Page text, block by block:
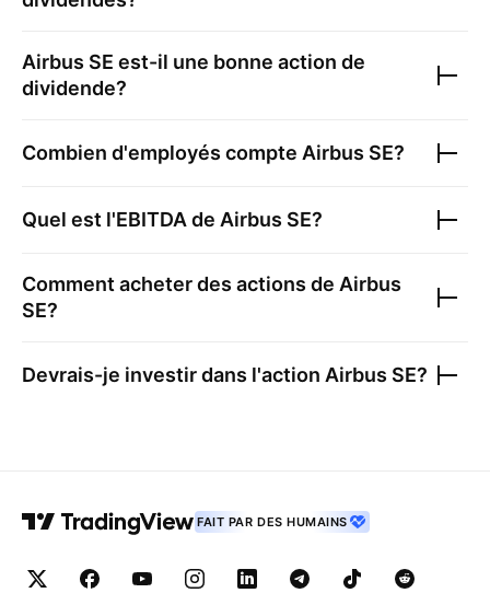
Airbus SE est-il une bonne action de
dividende?
Combien d'employés compte Airbus SE?
Quel est l'EBITDA de Airbus SE?
Comment acheter des actions de Airbus
SE?
Devrais-je investir dans l'action Airbus SE?
FAIT PAR DES HUMAINS